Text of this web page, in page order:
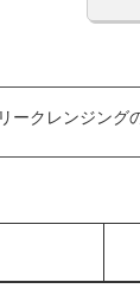
ークレンジング